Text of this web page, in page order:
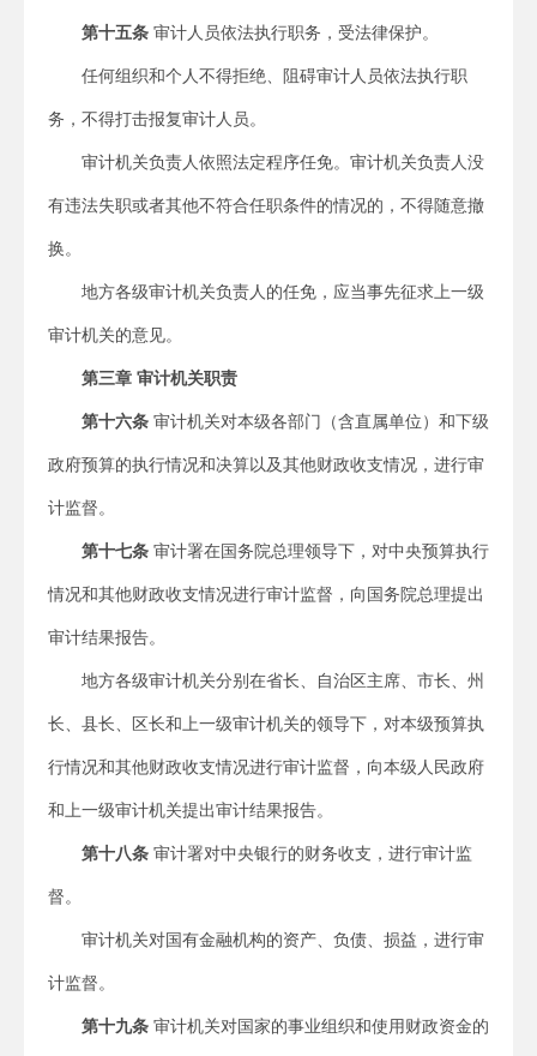
第十五条 审计人员依法执行职务，受法律保护。
任何组织和个人不得拒绝、阻碍审计人员依法执行职
务，不得打击报复审计人员。
审计机关负责人依照法定程序任免。审计机关负责人没
有违法失职或者其他不符合任职条件的情况的，不得随意撤
换。
地方各级审计机关负责人的任免，应当事先征求上一级
审计机关的意见。
第三章 审计机关职责
第十六条 审计机关对本级各部门（含直属单位）和下级
政府预算的执行情况和决算以及其他财政收支情况，进行审
计监督。
第十七条 审计署在国务院总理领导下，对中央预算执行
情况和其他财政收支情况进行审计监督，向国务院总理提出
审计结果报告。
地方各级审计机关分别在省长、自治区主席、市长、州
长、县长、区长和上一级审计机关的领导下，对本级预算执
行情况和其他财政收支情况进行审计监督，向本级人民政府
和上一级审计机关提出审计结果报告。
第十八条 审计署对中央银行的财务收支，进行审计监
督。
审计机关对国有金融机构的资产、负债、损益，进行审
计监督。
第十九条 审计机关对国家的事业组织和使用财政资金的